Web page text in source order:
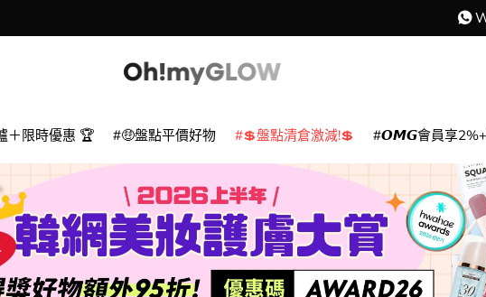
＋限時優惠 🏆 🤑盤點平價好物 💲盤點清倉激減!💲 𝙊𝙈𝙂會員享